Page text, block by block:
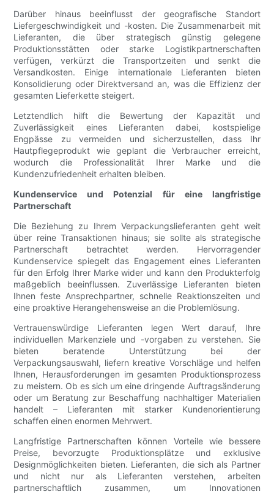
Darüber hinaus beeinflusst der geografische Standort
Liefergeschwindigkeit und -kosten. Die Zusammenarbeit mit
Lieferanten, die über strategisch günstig gelegene
Produktionsstätten oder starke Logistikpartnerschaften
verfügen, verkürzt die Transportzeiten und senkt die
Versandkosten. Einige internationale Lieferanten bieten
Konsolidierung oder Direktversand an, was die Effizienz der
gesamten Lieferkette steigert.
Letztendlich hilft die Bewertung der Kapazität und
Zuverlässigkeit eines Lieferanten dabei, kostspielige
Engpässe zu vermeiden und sicherzustellen, dass Ihr
Hautpflegeprodukt wie geplant die Verbraucher erreicht,
wodurch die Professionalität Ihrer Marke und die
Kundenzufriedenheit erhalten bleiben.
Kundenservice und Potenzial für eine langfristige
Partnerschaft
Die Beziehung zu Ihrem Verpackungslieferanten geht weit
über reine Transaktionen hinaus; sie sollte als strategische
Partnerschaft betrachtet werden. Hervorragender
Kundenservice spiegelt das Engagement eines Lieferanten
für den Erfolg Ihrer Marke wider und kann den Produkterfolg
maßgeblich beeinflussen. Zuverlässige Lieferanten bieten
Ihnen feste Ansprechpartner, schnelle Reaktionszeiten und
eine proaktive Herangehensweise an die Problemlösung.
Vertrauenswürdige Lieferanten legen Wert darauf, Ihre
individuellen Markenziele und -vorgaben zu verstehen. Sie
bieten beratende Unterstützung bei der
Verpackungsauswahl, liefern kreative Vorschläge und helfen
Ihnen, Herausforderungen im gesamten Produktionsprozess
zu meistern. Ob es sich um eine dringende Auftragsänderung
oder um Beratung zur Beschaffung nachhaltiger Materialien
handelt – Lieferanten mit starker Kundenorientierung
schaffen einen enormen Mehrwert.
Langfristige Partnerschaften können Vorteile wie bessere
Preise, bevorzugte Produktionsplätze und exklusive
Designmöglichkeiten bieten. Lieferanten, die sich als Partner
und nicht nur als Lieferanten verstehen, arbeiten
partnerschaftlich zusammen, um Innovationen